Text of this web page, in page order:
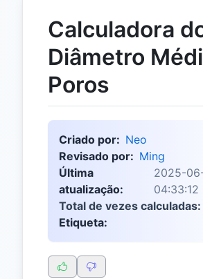
Calculadora
Diâmetro
Poros
Criado por: Neo
Revisado por: Ming
Última
atualização:
2025-
04:33:12
Total de vezes calculadas:
Etiqueta: